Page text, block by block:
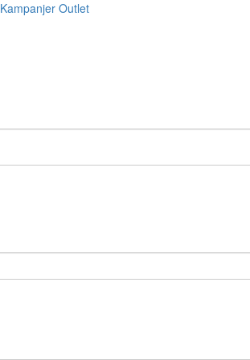
Kampanjer Outlet